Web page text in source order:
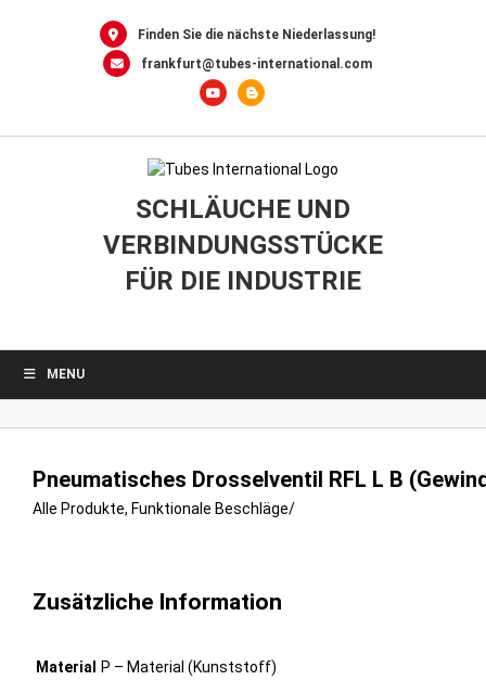
Finden Sie die nächste Niederlassung!
frankfurt@tubes-international.com
SCHLÄUCHE UND
VERBINDUNGSSTÜCKE
FÜR DIE INDUSTRIE
MENU
Pneumatisches Drosselventil RFL L B
Alle Produkte, Funktionale Beschläge/
Zusätzliche Information
Material P – Material (Kunststoff)